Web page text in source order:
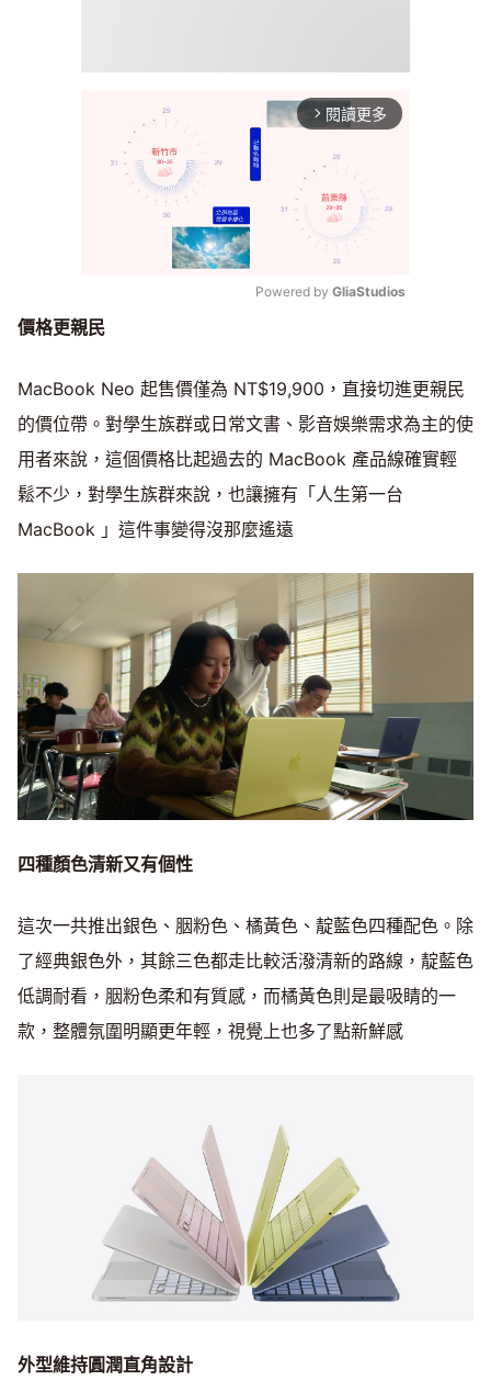
arrow_forward_ios 閱讀更多
Powered by GliaStudios
價格更親民
MacBook Neo 起售價僅為 NT$19,900，直接切進更親民
的價位帶。對學生族群或日常文書、影音娛樂需求為主的使
用者來說，這個價格比起過去的 MacBook 產品線確實輕
鬆不少，對學生族群來說，也讓擁有「人生第一台
MacBook 」這件事變得沒那麼遙遠
四種顏色清新又有個性
這次一共推出銀色、胭粉色、橘黃色、靛藍色四種配色。除
了經典銀色外，其餘三色都走比較活潑清新的路線，靛藍色
低調耐看，胭粉色柔和有質感，而橘黃色則是最吸睛的一
款，整體氛圍明顯更年輕，視覺上也多了點新鮮感
外型維持圓潤直角設計